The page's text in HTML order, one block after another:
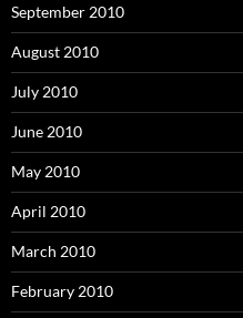
September 2010
August 2010
July 2010
June 2010
May 2010
April 2010
March 2010
February 2010